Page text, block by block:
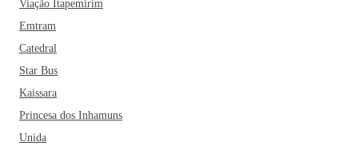
Viação Itapemirim
Emtram
Catedral
Star Bus
Kaissara
Princesa dos Inhamuns
Unida